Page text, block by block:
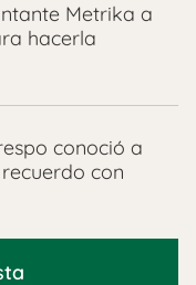
Metrika a
hacerla
conoció a
con